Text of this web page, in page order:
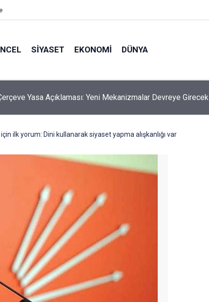
SIYASET EKONOMI DÜNYA
Yasa Açıklaması: Yeni Mekanizmalar Devreye Girecek
ilk yorum: Dini kullanarak siyaset yapma alışkanlığı var